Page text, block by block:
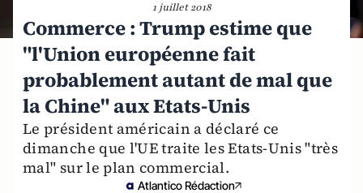
1 juillet 2018
Commerce : Trump estime que
"l'Union européenne fait
probablement autant de mal que
la Chine" aux Etats-Unis
Le président américain a déclaré ce
dimanche que l'UE traite les Etats-Unis "très
mal" sur le plan commercial.
Atlantico Rédaction